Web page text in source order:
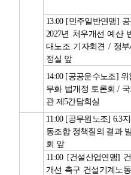
13:00 [민주일반연맹]
2027년 처우개선 예산
대노조 기자회견 / 정
정실 앞
14:00 [공공운수노조] 위
무화 법개정 토론회/
관 제 5간담회실
11:00 [공무원노조] 6.3
동조합 정책질의 결과
회 앞
11:00 [건설산업연맹]
개선 촉구 건설기계노